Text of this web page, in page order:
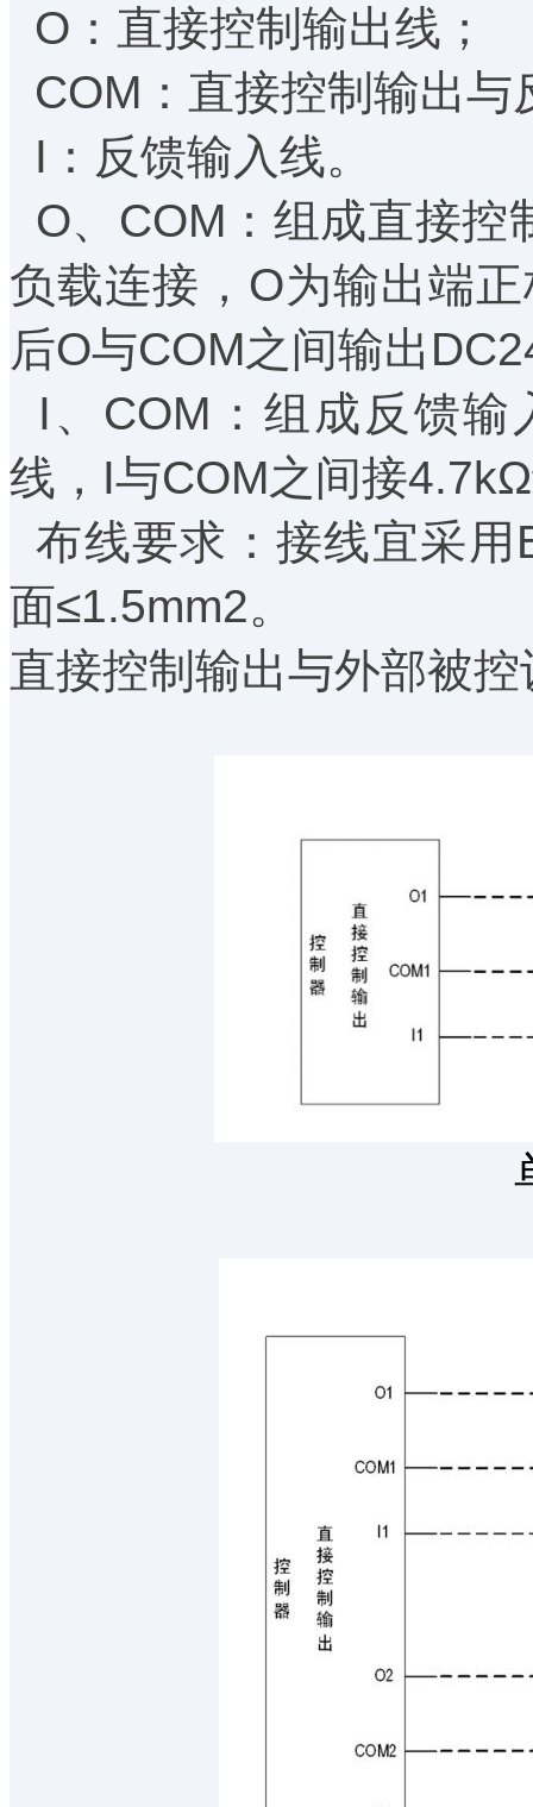
O：直接控制输出线
COM：直接控制输出
I：反馈输入线。
O、COM：组成直接控
负载连接，O为输出端
后O与COM之间输出
I、COM：组成反馈输
线，I与COM之间接
布线要求：接线宜采
面≤1.5mm2。
直接控制输出与外部被